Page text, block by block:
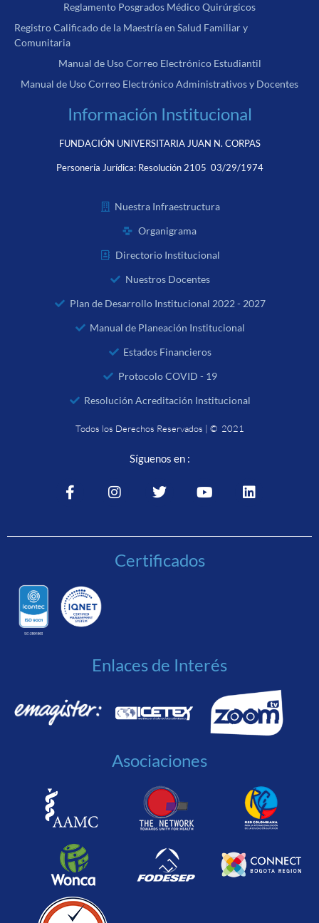
Reglamento Posgrados Médico Quirúrgicos
Registro Calificado de la Maestría en Salud Familiar y
Comunitaria
Manual de Uso Correo Electrónico Estudiantil
Manual de Uso Correo Electrónico Administrativos y Docentes
Información Institucional
FUNDACIÓN UNIVERSITARIA JUAN N. CORPAS
Personería Jurídica: Resolución 2105 03/29/1974
Nuestra Infraestructura
Organigrama
Directorio Institucional
Nuestros Docentes
Plan de Desarrollo Institucional 2022 - 2027
Manual de Planeación Institucional
Estados Financieros
Protocolo COVID - 19
Resolución Acreditación Institucional
Todos los Derechos Reservados | © 2021
Síguenos en :
Certificados
Enlaces de Interés
Asociaciones